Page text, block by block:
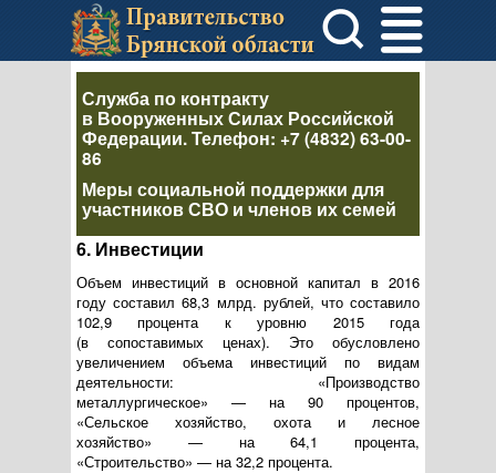
Служба по контракту
в Вооруженных Силах Российской
Федерации. Телефон: +7 (4832) 63-00-
86
Меры социальной поддержки для
участников СВО и членов их семей
6. Инвестиции
Объем инвестиций в основной капитал в 2016
году составил 68,3 млрд. рублей, что составило
102,9 процента к уровню 2015 года
(в сопоставимых ценах). Это обусловлено
увеличением объема инвестиций по видам
деятельности: «Производство
металлургическое» — на 90 процентов,
«Сельское хозяйство, охота и лесное
хозяйство» — на 64,1 процента,
«Строительство» — на 32,2 процента.